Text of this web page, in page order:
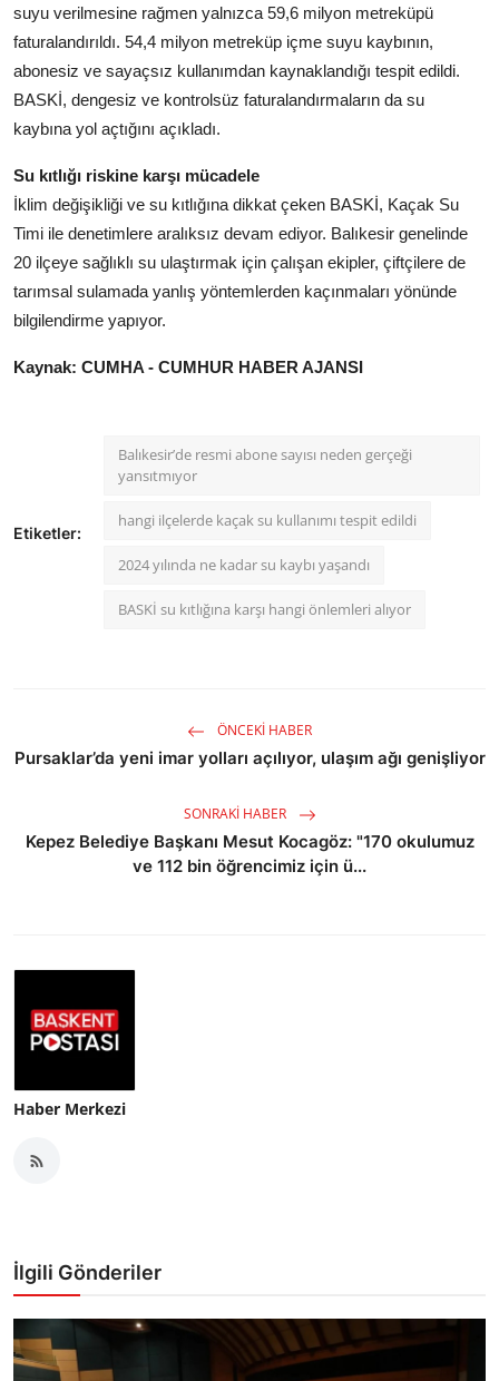
suyu verilmesine rağmen yalnızca 59,6 milyon metreküpü
faturalandırıldı. 54,4 milyon metreküp içme suyu kaybının,
abonesiz ve sayaçsız kullanımdan kaynaklandığı tespit edildi.
BASKİ, dengesiz ve kontrolsüz faturalandırmaların da su
kaybına yol açtığını açıkladı.
Su kıtlığı riskine karşı mücadele
İklim değişikliği ve su kıtlığına dikkat çeken BASKİ, Kaçak Su
Timi ile denetimlere aralıksız devam ediyor. Balıkesir genelinde
20 ilçeye sağlıklı su ulaştırmak için çalışan ekipler, çiftçilere de
tarımsal sulamada yanlış yöntemlerden kaçınmaları yönünde
bilgilendirme yapıyor.
Kaynak: CUMHA - CUMHUR HABER AJANSI
Etiketler:
Balıkesir’de resmi abone sayısı neden gerçeği
yansıtmıyor
hangi ilçelerde kaçak su kullanımı tespit edildi
2024 yılında ne kadar su kaybı yaşandı
BASKİ su kıtlığına karşı hangi önlemleri alıyor
ÖNCEKI HABER
Pursaklar’da yeni imar yolları açılıyor, ulaşım ağı genişliyor
SONRAKI HABER
Kepez Belediye Başkanı Mesut Kocagöz: "170 okulumuz
ve 112 bin öğrencimiz için ü...
Haber Merkezi
İlgili Gönderiler